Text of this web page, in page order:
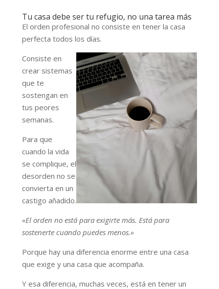
Tu casa debe ser tu refugio, no una tarea más
El orden profesional no consiste en tener la casa
perfecta todos los días.
Consiste en
crear sistemas
que te
sostengan en
tus peores
semanas.
Para que
cuando la vida
se complique, el
desorden no se
convierta en un
castigo añadido.
«El orden no está para exigirte más. Está para
sostenerte cuando puedes menos.»
Porque hay una diferencia enorme entre una casa
que exige y una casa que acompaña.
Y esa diferencia, muchas veces, está en tener un